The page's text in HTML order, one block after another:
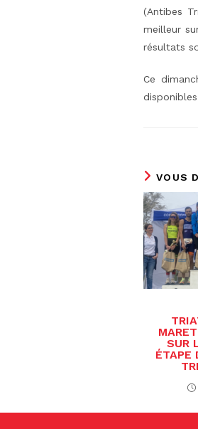
(Antibes
meilleur
résultats
Ce
VOUS
SUR
ÉTAPE